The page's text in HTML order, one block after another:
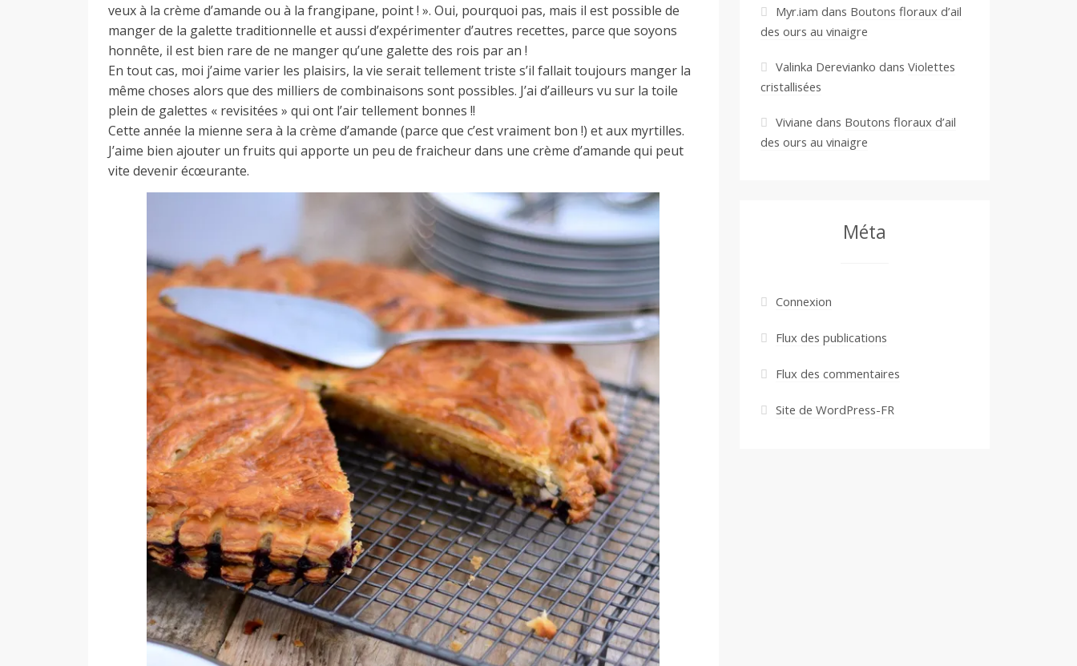
veux à la crème d’amande ou à la frangipane, point ! ». Oui, pourquoi pas, mais il est possible de
manger de la galette traditionnelle et aussi d’expérimenter d’autres recettes, parce que soyons
honnête, il est bien rare de ne manger qu’une galette des rois par an !
En tout cas, moi j’aime varier les plaisirs, la vie serait tellement triste s’il fallait toujours manger la
même choses alors que des milliers de combinaisons sont possibles. J’ai d’ailleurs vu sur la toile
plein de galettes « revisitées » qui ont l’air tellement bonnes !!
Cette année la mienne sera à la crème d’amande (parce que c’est vraiment bon !) et aux myrtilles.
J’aime bien ajouter un fruits qui apporte un peu de fraicheur dans une crème d’amande qui peut
vite devenir écœurante.
Myr.iam dans Boutons floraux d’ail
des ours au vinaigre
Valinka Derevianko dans Violettes
cristallisées
Viviane dans Boutons floraux d’ail
des ours au vinaigre
Méta
Connexion
Flux des publications
Flux des commentaires
Site de WordPress-FR